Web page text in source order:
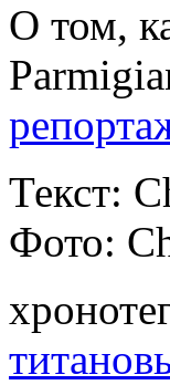
О том,
Текст:
Фото: